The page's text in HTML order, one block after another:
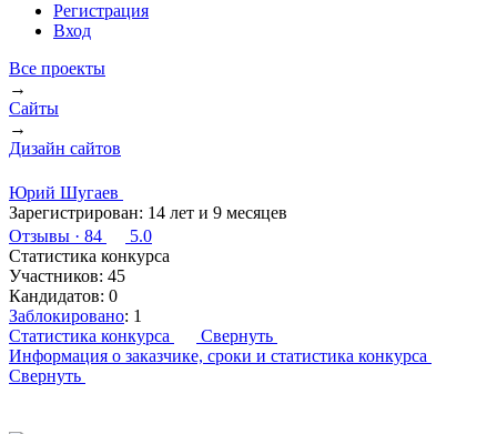
Регистрация
Вход
Все проекты
→
Сайты
→
Дизайн сайтов
Юрий Шугаев
Зарегистрирован: 14 лет и 9 месяцев
Отзывы · 84
5.0
Статистика конкурса
Участников: 45
Кандидатов: 0
Заблокировано: 1
Статистика конкурса
Свернуть
Информация о заказчике, сроки и статистика конкурса
Свернуть